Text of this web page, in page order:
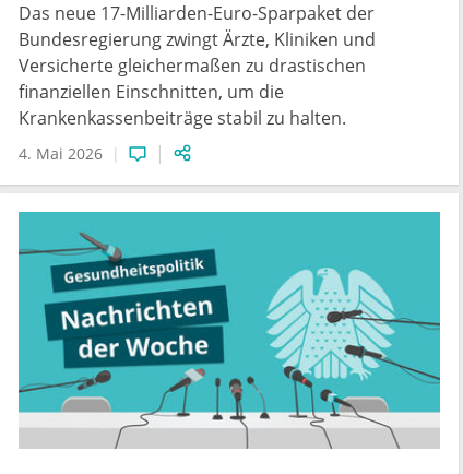
Das neue 17-Milliarden-Euro-Sparpaket der
Bundesregierung zwingt Ärzte, Kliniken und
Versicherte gleichermaßen zu drastischen
finanziellen Einschnitten, um die
Krankenkassenbeiträge stabil zu halten.
4. Mai 2026